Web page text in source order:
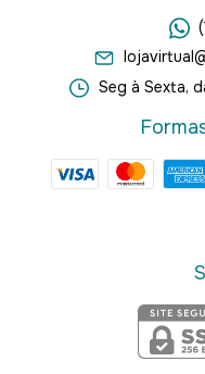
Seg à Sexta,